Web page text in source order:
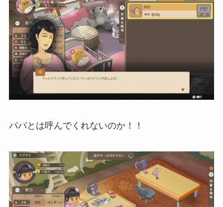
パパとは呼んでくれないのか！！